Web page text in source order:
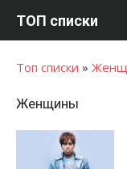
ТОП списки
Топ списки »
Женщины